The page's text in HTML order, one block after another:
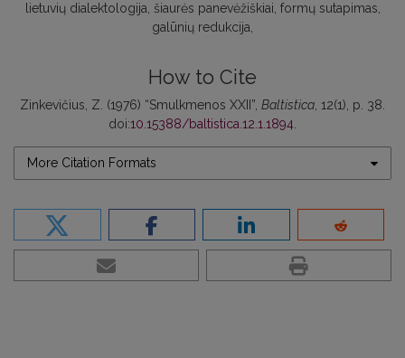
lietuvių dialektologija šiaurės panevėžiškiai formų sutapimas
galūnių redukcija
How to Cite
Zinkevičius, Z. (1976) “Smulkmenos XXII”, Baltistica , 12(1), p. 38.
doi:10.15388/baltistica.12.1.1894
More Citation Formats